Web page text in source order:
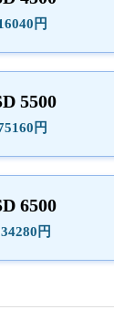
円
5500
円
6500
円